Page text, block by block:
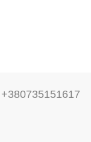
+380735151617